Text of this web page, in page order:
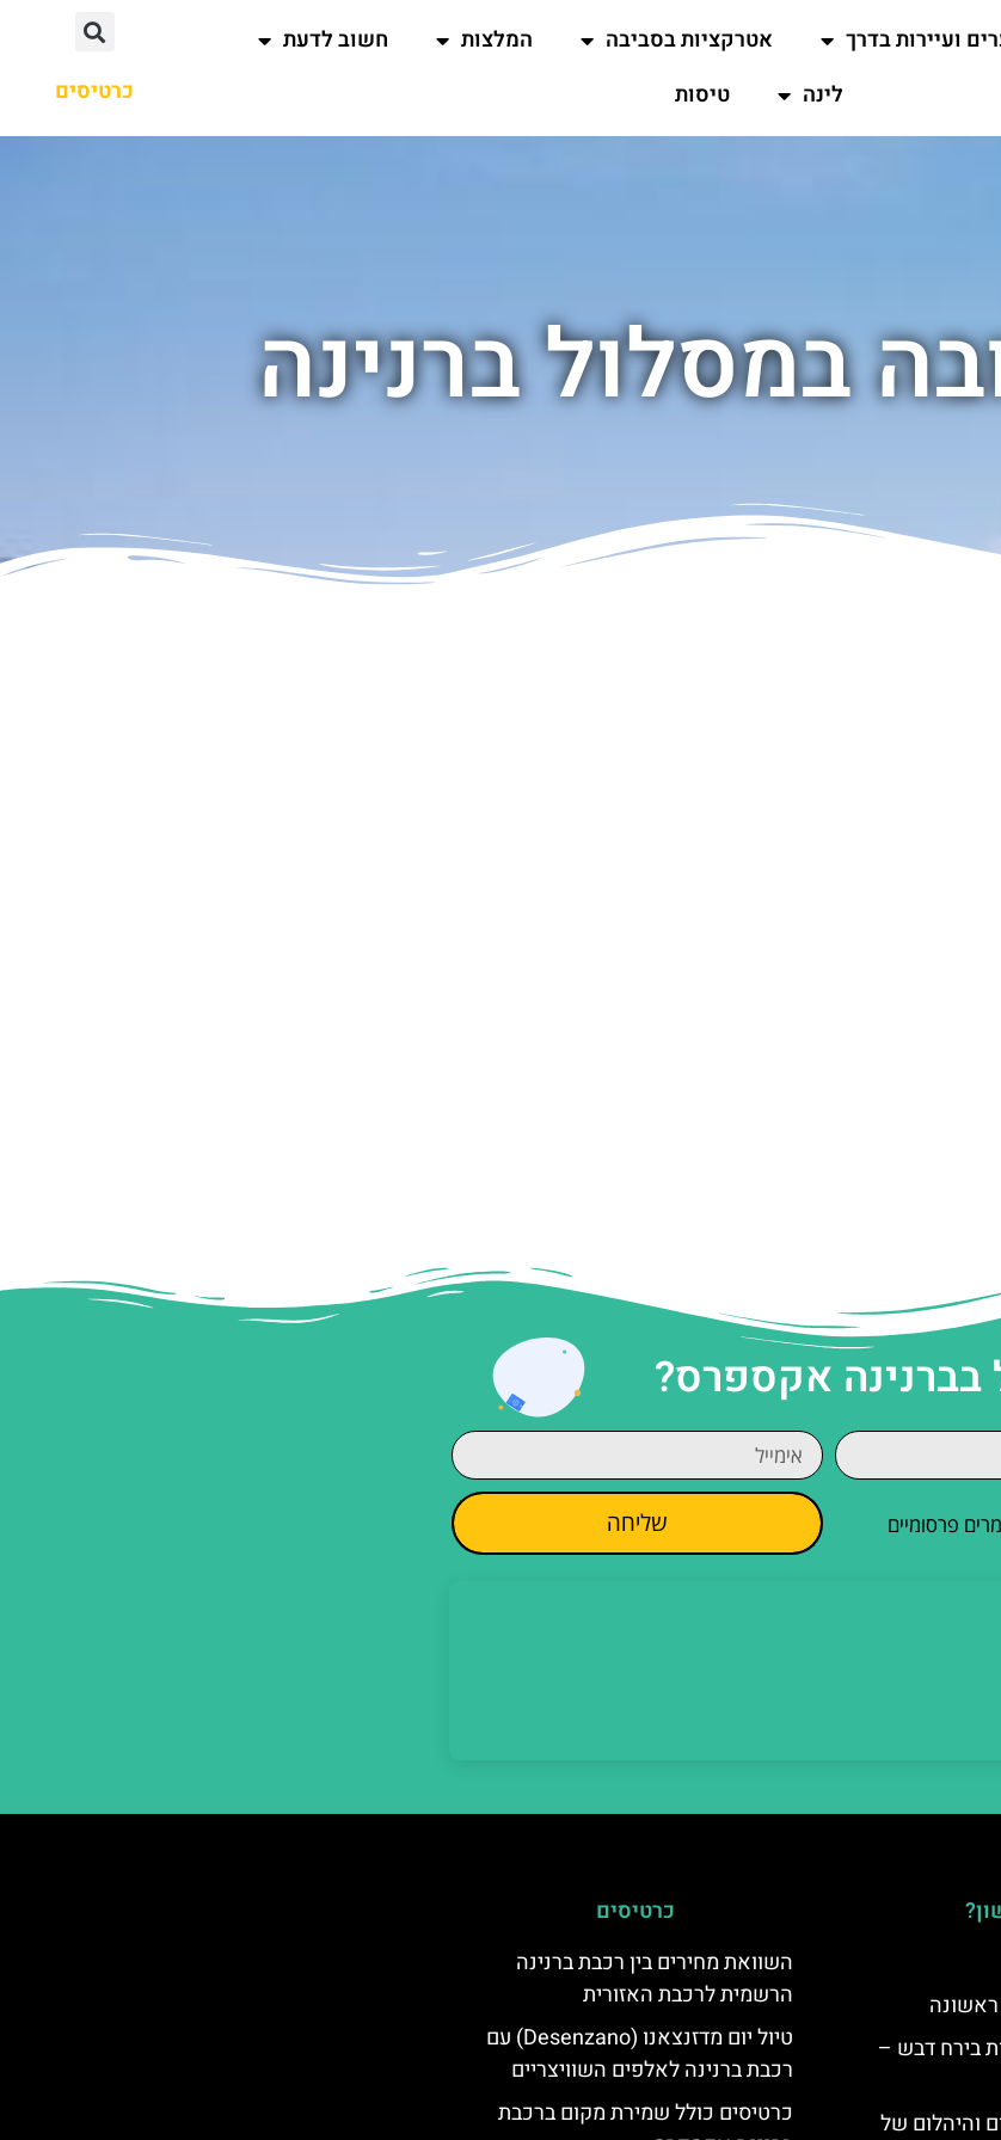
ועיירות בדרך אטרקציות בסביבה המלצות
חשוב לדעת
לינה
טיסות כרטיסים
במסלול ברנינה
בברנינה אקספרס?
פרסומיים שליחה
בירח דבש –
והיהלום של
כרטיסים
השוואת מחירים בין רכבת ברנינה
הרשמית לרכבת האזורית
טיול יום מדזנצאנו (Desenzano) עם
רכבת ברנינה לאלפים השוויצריים
כרטיסים כולל שמירת מקום ברכבת